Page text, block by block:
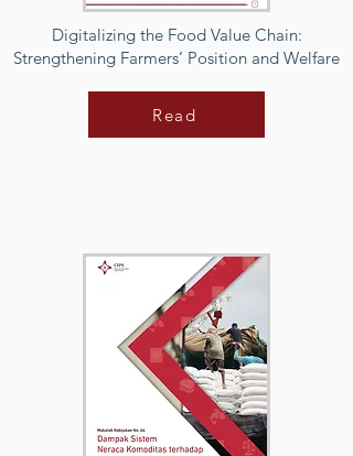
Digitalizing the Food Value Chain:
Strengthening Farmers’ Position and Welfare
Read